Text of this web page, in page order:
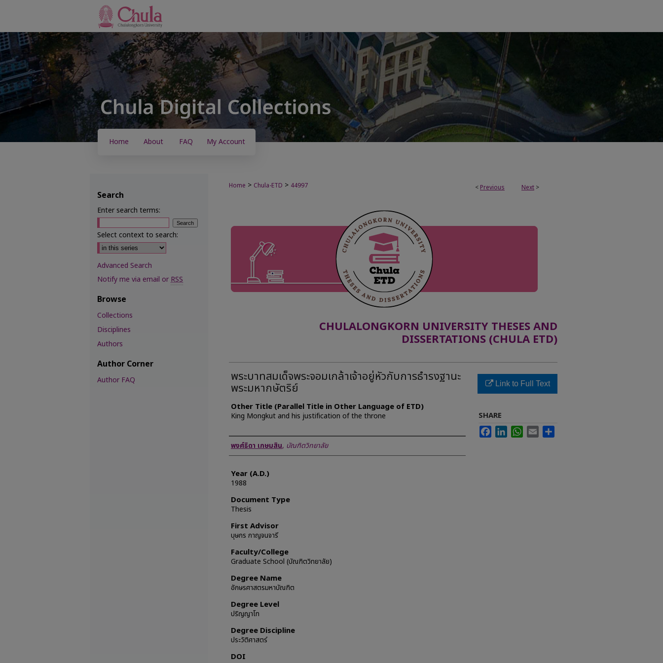
Home About FAQ My Account
< Previous Next >
Home > Chula-ETD > 44997
CHULALONGKORN UNIVERSITY THESES AND
DISSERTATIONS (CHULA ETD)
พระบาทสมเด็จพระจอมเกล้าเจ้าอยู่หัวกับการธำรงฐานะ
พระมหากษัตริย์
Other Title (Parallel Title in Other Language of ETD)
King Mongkut and his justification of the throne
Author
พงศ์ธิดา เกษมสิน, บัณฑิตวิทยาลัย
Year (A.D.)
1988
Document Type
Thesis
First Advisor
บุษกร กาญจนจารี
Faculty/College
Graduate School (บัณฑิตวิทยาลัย)
Degree Name
อักษรศาสตรมหาบัณฑิต
Degree Level
ปริญญาโท
Degree Discipline
ประวัติศาสตร์
DOI
Link to Full Text
SHARE
FacebookLinkedInWhatsApp
Email
Search
Enter search terms:
Select context to search:
Advanced Search
Notify me via email or RSS
Browse
Collections
Disciplines
Authors
Author Corner
Author FAQ